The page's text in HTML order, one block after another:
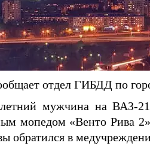
отдел ГИБДД по
мужчина на ВАЗ-
мопедом «Венто Рива
обратился в